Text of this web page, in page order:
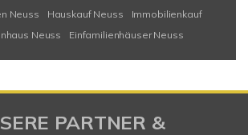
Neuss Hauskauf Neuss
Immobilienkauf
Neuss Einfamilienhäuser Neuss
PARTNER &